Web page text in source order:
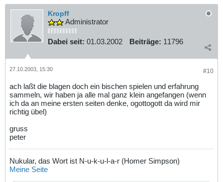
Kropff
Administrator
Dabei seit: 01.03.2002 Beiträge: 11796
#10
27.10.2003, 15:30
ach laßt die blagen doch ein bischen spielen und erfahrung
sammeln, wir haben ja alle mal ganz klein angefangen (wenn
ich da an meine ersten seiten denke, ogottogott da wird mir
richtig übel)
gruss
peter
Nukular, das Wort ist N-u-k-u-l-a-r (Homer Simpson)
Meine Seite